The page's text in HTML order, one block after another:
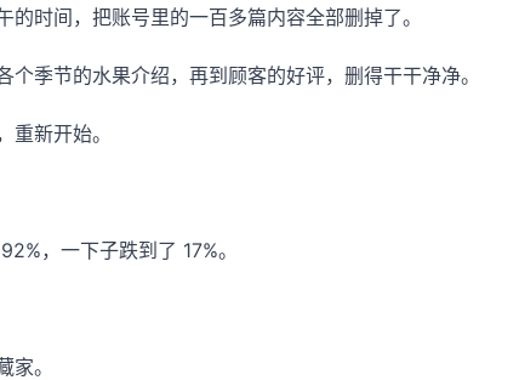
的时间，把账号里的一百多篇内容全部删掉了。
个季节的水果介绍，再到顾客的好评，删得干干净净。
重新开始。
，一下子跌到了 17%。
。